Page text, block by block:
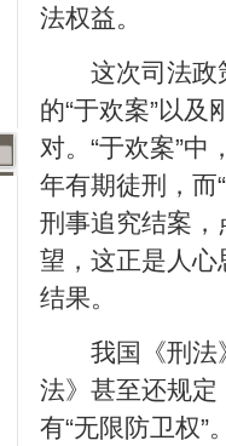
法权益。
这次司法政策
的“于欢案”以及
对。“于欢案”
年有期徒刑，而
刑事追究结案
望，这正是人
结果。
我国《刑法》
法》甚至还规
有“无限防卫权”